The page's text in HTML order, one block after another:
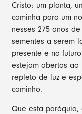
Cristo: um planta,
caminha para um
nesses 275 anos
sementes a serem
presente e no
estejam abertos ao
repleto de luz e
caminho.
Que esta paróquia,